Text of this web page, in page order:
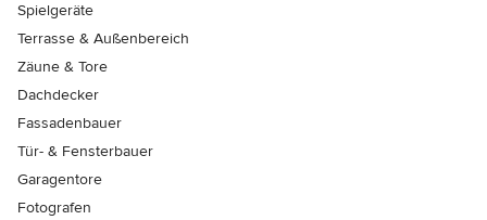
Spielgeräte
Terrasse & Außenbereich
Zäune & Tore
Dachdecker
Fassadenbauer
Tür- & Fensterbauer
Garagentore
Fotografen